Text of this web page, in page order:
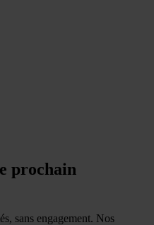
prochain
sans engagement. Nos